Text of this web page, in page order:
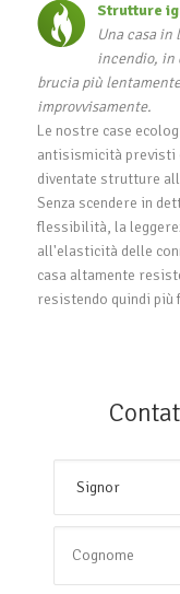
Strutture
Una casa in
incendio, in
brucia più
improvvisamente.
Le nostre case
antisismicità previsti
diventate strutture
Senza scendere in
flessibilità, la
all'elasticità delle
casa altamente
resistendo quindi